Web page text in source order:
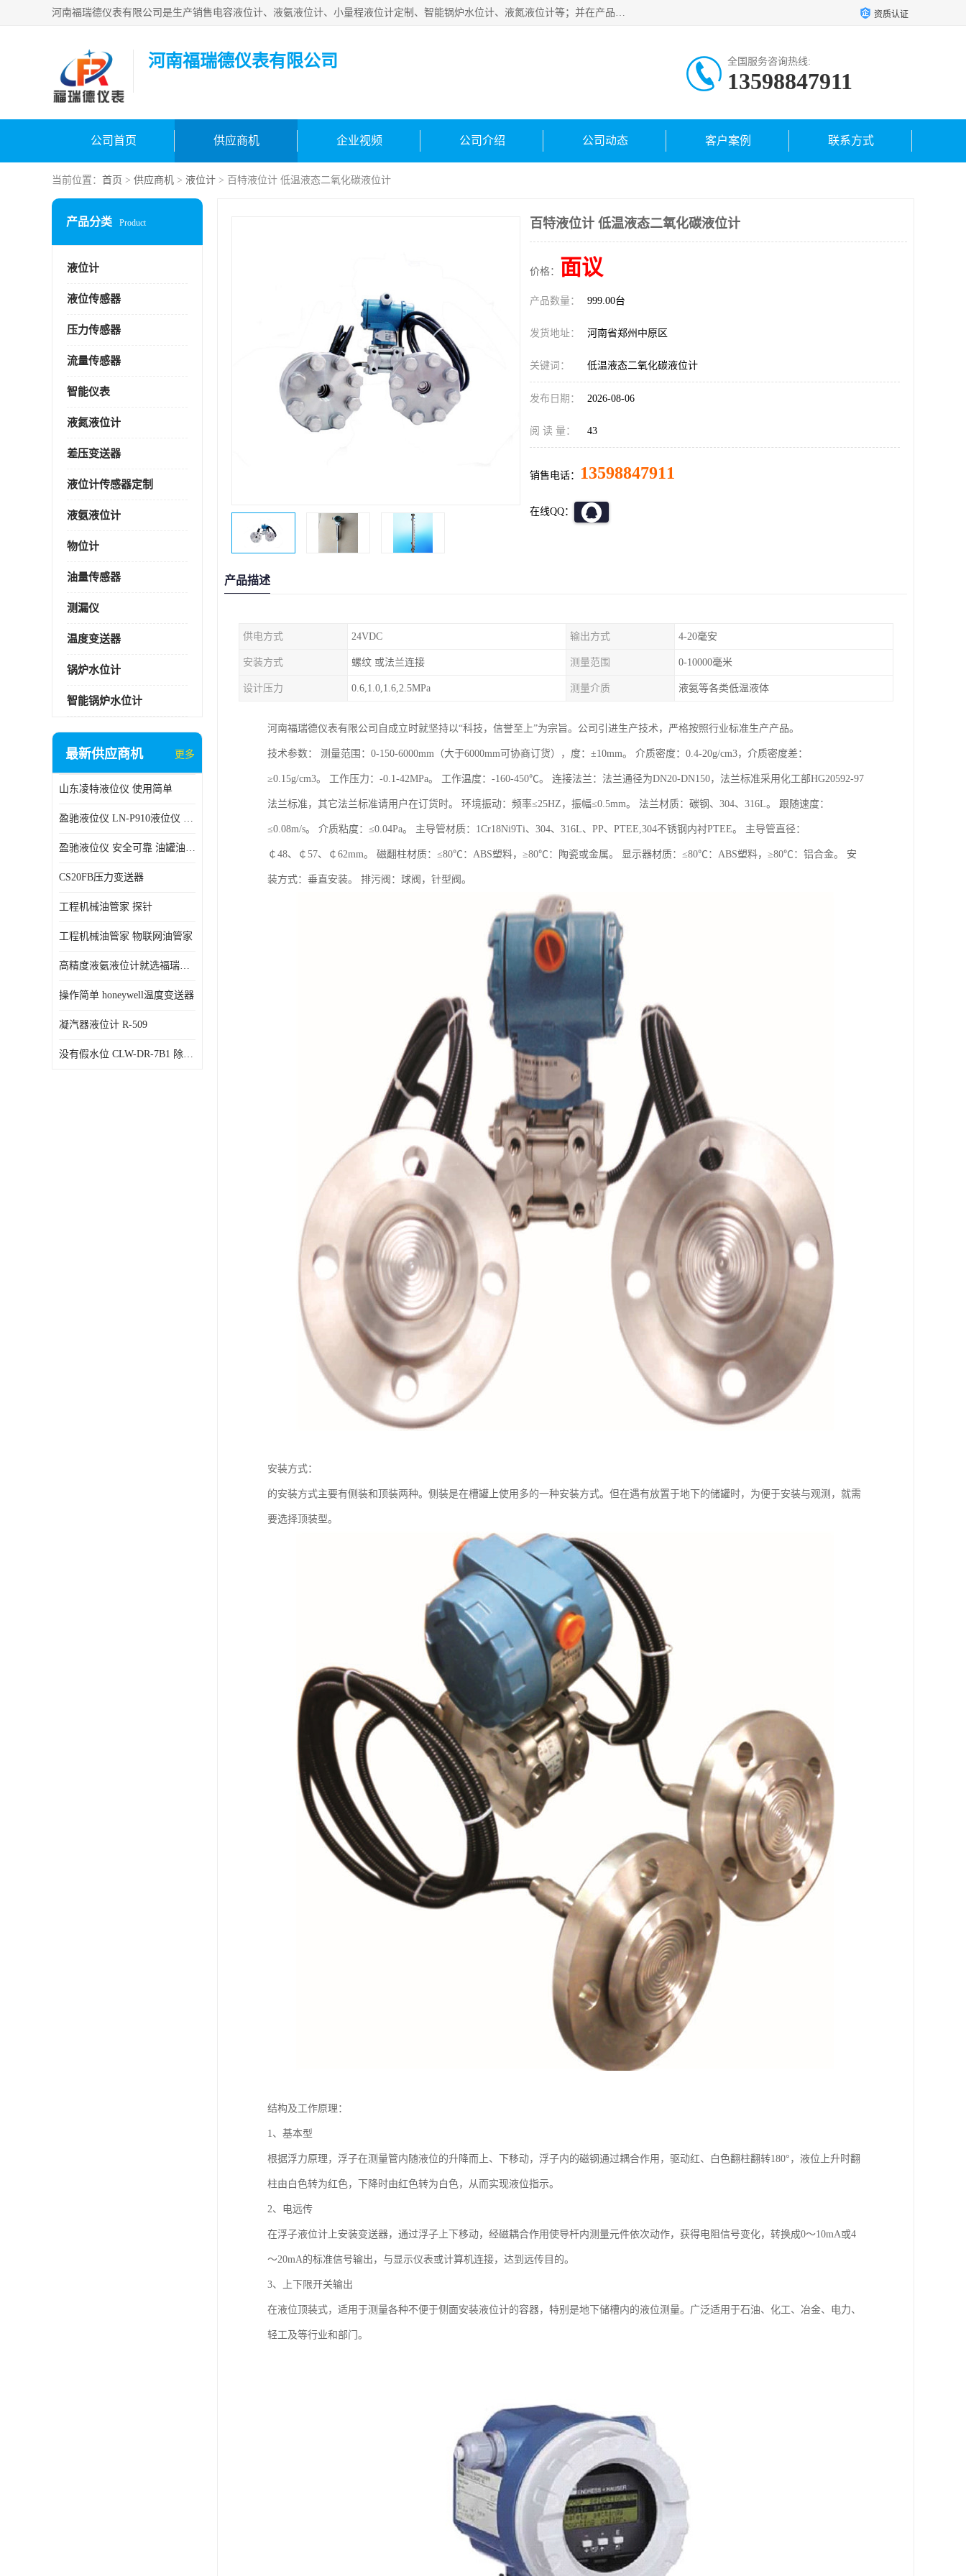
河南福瑞德仪表有限公司是生产销售电容液位计、液氨液位计、小量程液位计定制、智能锅炉水位计、液氮液位计等；并在产品开发、研制的过程中，吸取国内外仪器仪表的技术精华，建立了一支高、精、尖的科研开发队伍，使产品性能不断升级。 资质认证
河南福瑞德仪表有限公司 全国服务咨询热线:
13598847911
公司首页 供应商机 企业视频 公司介绍 公司动态 客户案例 联系方式
当前位置： 首页 > 供应商机 > 液位计 > 百特液位计 低温液态二氧化碳液位计
产品分类 Product
液位计
液位传感器
压力传感器
流量传感器
智能仪表
液氮液位计
差压变送器
液位计传感器定制
液氨液位计
物位计
油量传感器
测漏仪
温度变送器
锅炉水位计
智能锅炉水位计
最新供应商机 更多
山东凌特液位仪 使用简单
盈驰液位仪 LN-P910液位仪 安全可靠
盈驰液位仪 安全可靠 油罐油位检测
CS20FB压力变送器
工程机械油管家 探针
工程机械油管家 物联网油管家
高精度液氨液位计就选福瑞德仪表
操作简单 honeywell温度变送器
凝汽器液位计 R-509
没有假水位 CLW-DR-7B1 除氧器水位测量
百特液位计 低温液态二氧化碳液位计
价格： 面议
产品数量： 999.00台
发货地址： 河南省郑州中原区
关键词： 低温液态二氧化碳液位计
发布日期： 2026-08-06
阅 读 量： 43
销售电话： 13598847911
在线QQ：
产品描述
供电方式 24VDC 输出方式 4-20毫安
安装方式 螺纹 或法兰连接 测量范围 0-10000毫米
设计压力 0.6,1.0,1.6,2.5MPa 测量介质 液氨等各类低温液体
河南福瑞德仪表有限公司自成立时就坚持以“科技，信誉至上”为宗旨。公司引进生产技术，严格按照行业标准生产产品。
技术参数： 测量范围：0-150-6000mm（大于6000mm可协商订货），度：±10mm。 介质密度：0.4-20g/cm3，介质密度差：
≥0.15g/cm3。 工作压力：-0.1-42MPa。 工作温度：-160-450℃。 连接法兰：法兰通径为DN20-DN150，法兰标准采用化工部HG20592-97
法兰标准，其它法兰标准请用户在订货时。 环境振动：频率≤25HZ，振幅≤0.5mm。 法兰材质：碳钢、304、316L。 跟随速度：
≤0.08m/s。 介质粘度：≤0.04Pa。 主导管材质：1Cr18Ni9Ti、304、316L、PP、PTEE,304不锈钢内衬PTEE。 主导管直径：
￠48、￠57、￠62mm。 磁翻柱材质：≤80℃：ABS塑料，≥80℃：陶瓷或金属。 显示器材质：≤80℃：ABS塑料，≥80℃：铝合金。 安
装方式：垂直安装。 排污阀：球阀，针型阀。
安装方式：
的安装方式主要有侧装和顶装两种。侧装是在槽罐上使用多的一种安装方式。但在遇有放置于地下的储罐时，为便于安装与观测，就需
要选择顶装型。
结构及工作原理：
1、基本型
根据浮力原理，浮子在测量管内随液位的升降而上、下移动，浮子内的磁钢通过耦合作用，驱动红、白色翻柱翻转180°，液位上升时翻
柱由白色转为红色，下降时由红色转为白色，从而实现液位指示。
2、电远传
在浮子液位计上安装变送器，通过浮子上下移动，经磁耦合作用使导杆内测量元件依次动作，获得电阻信号变化，转换成0～10mA或4
～20mA的标准信号输出，与显示仪表或计算机连接，达到远传目的。
3、上下限开关输出
在液位顶装式，适用于测量各种不便于侧面安装液位计的容器，特别是地下储槽内的液位测量。广泛适用于石油、化工、冶金、电力、
轻工及等行业和部门。